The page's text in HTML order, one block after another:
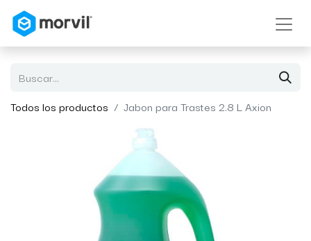
Todos los productos Jabon para Trastes 2.8 L Axion